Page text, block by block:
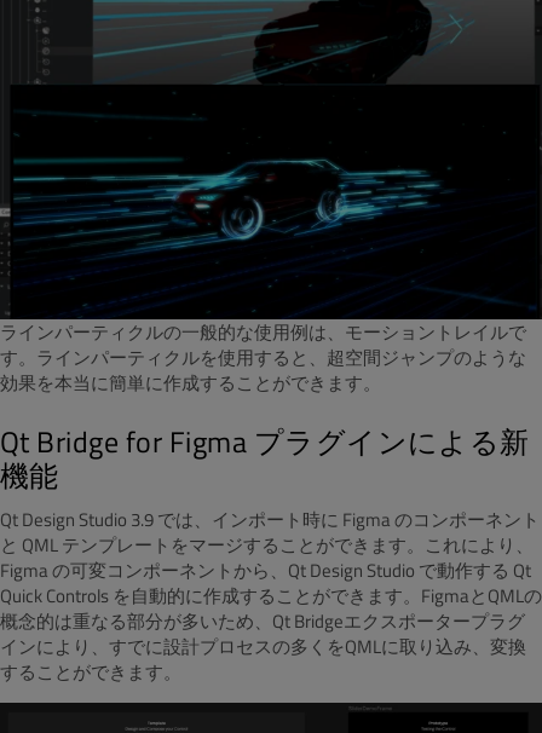
ラインパーティクルの一般的な使用例は、モーショントレイルで
す。ラインパーティクルを使用すると、超空間ジャンプのような
効果を本当に簡単に作成することができます。
Qt Bridge for Figma プラグインによる新
機能
Qt Design Studio 3.9 では、インポート時に Figma のコンポーネント
と QML テンプレートをマージすることができます。これにより、
Figma の可変コンポーネントから、Qt Design Studio で動作する Qt
Quick Controls を自動的に作成することができます。FigmaとQMLの
概念的は重なる部分が多いため、Qt Bridgeエクスポータープラグ
インにより、すでに設計プロセスの多くをQMLに取り込み、変換
することができます。